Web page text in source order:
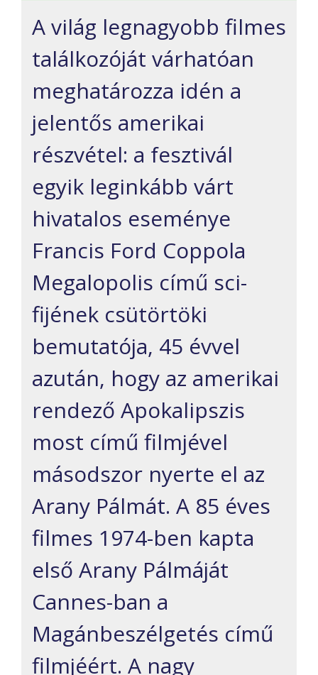
A világ legnagyobb filmes
találkozóját várhatóan
meghatározza idén a
jelentős amerikai
részvétel: a fesztivál
egyik leginkább várt
hivatalos eseménye
Francis Ford Coppola
Megalopolis című sci-
fijének csütörtöki
bemutatója, 45 évvel
azután, hogy az amerikai
rendező Apokalipszis
most című filmjével
másodszor nyerte el az
Arany Pálmát. A 85 éves
filmes 1974-ben kapta
első Arany Pálmáját
Cannes-ban a
Magánbeszélgetés című
filmjéért. A nagy